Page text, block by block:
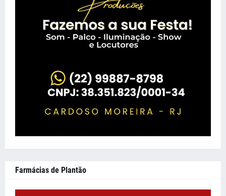
Farmácias de Plantão